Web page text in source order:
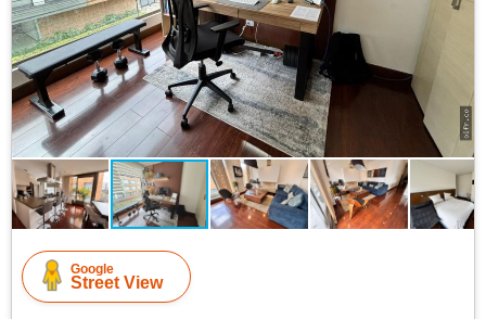
Google
Street View